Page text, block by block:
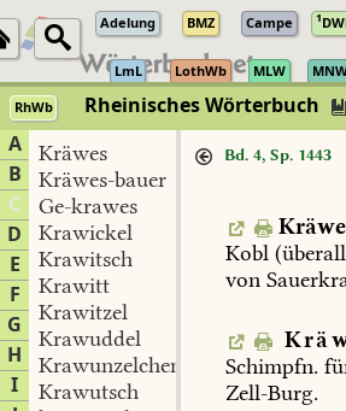
Adelung BMZ Campe 1
LmL LothWb MLW
RhWb
Rheinisches Wörterbuch
A
B
C
D
E
F
G
H
I
Kräwes
Kräwes-bauer
Ge-krawes
Krawickel
Krawitsch
Krawitt
Krawitzel
Krawuddel
Krawunzelchen
Krawutsch
Bd. 4, Sp. 1443
Kobl (überall
von
Schimpfn.
Zell-Burg.